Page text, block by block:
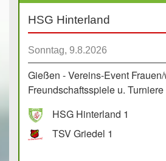
HSG Hinterland
Sonntag, 9.8.2026
Gießen - Vereins-Event
Freundschaftsspiele u.
HSG Hinterland 1
TSV Griedel 1